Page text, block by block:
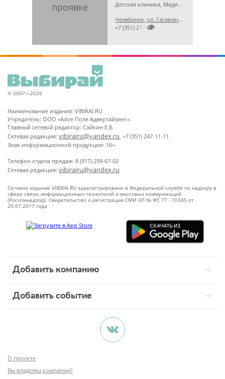
Детская клиника, Медицинская лаборатория, Гинекология
Челябинск, ул. Гагарина, 5 А

+7 (351) 2173679
© 2007—2026
Наименование издания: VIBIRAI.RU
Учредитель: ООО «Алое Поле Адвертайзинг».
Главный сетевой редактор: Сайкин Е.Б.
Сетевая редакция: vibirairu@yandex.ru, +7 (351) 247-11-11.
Знак информационной продукции: 16+.
Телефон отдела продаж: 8 (917) 299-67-02
Сетевая редакция: vibirairu@yandex.ru
Сетевое издание VIBIRAI.RU зарегистрировано в Федеральной службе по надзору в
сфере связи, информационных технологий и массовых коммуникаций
(Роскомнадзор). Свидетельство о регистрации СМИ ЭЛ № ФС 77 - 70345 от
20.07.2017 года
Добавить компанию
Добавить событие
О проекте
Вы владелец компании?